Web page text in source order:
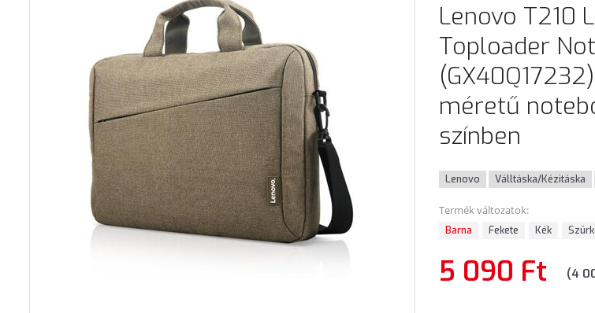
Lenovo T210
Toploader
méretű
színben
Lenovo Válltáska/Kézitáska
Termék változatok:
Barna Fekete Kék
5 090 Ft (4